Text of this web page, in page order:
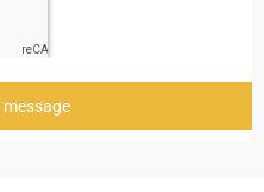
message